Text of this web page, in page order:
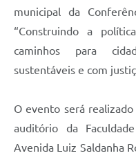
municipal da
“Construindo a
caminhos para
sustentáveis e com
O evento será
auditório da
Avenida Luiz Saldanha